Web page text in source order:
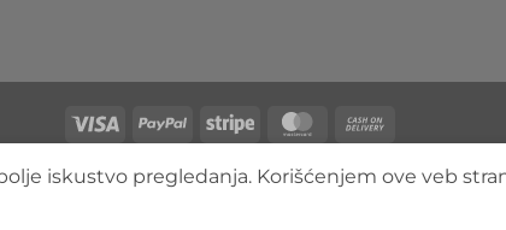
Visa PayPal Stripe MasterCard
On
Delivery
O NAMA BLOG FAQ KONTAKT
iskustvo pregledanja. Korišćenjem ove veb